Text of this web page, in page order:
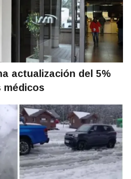
actualización del 5%
médicos